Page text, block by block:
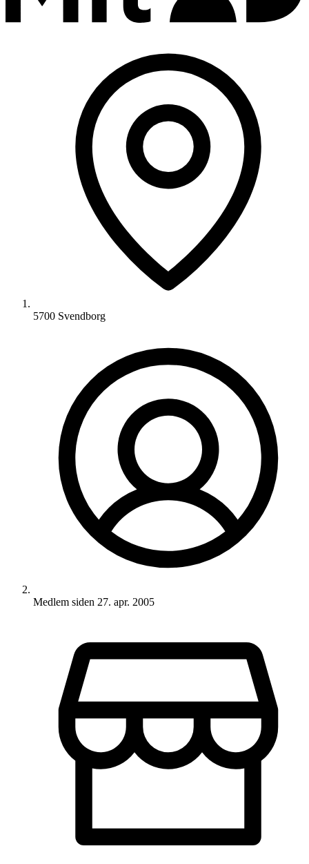
5700 Svendborg
Medlem siden 27. apr. 2005